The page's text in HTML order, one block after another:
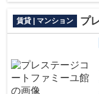
賃貸 | マンション プ